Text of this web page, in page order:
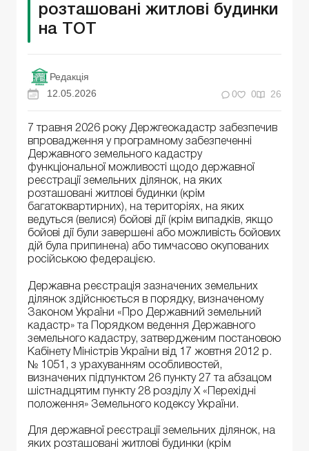
розташовані житлові будинки
на ТОТ
Редакція
12.05.2026
0 0 26
7 травня 2026 року Держгеокадастр забезпечив
впровадження у програмному забезпеченні
Державного земельного кадастру
функціональної можливості щодо державної
реєстрації земельних ділянок, на яких
розташовані житлові будинки (крім
багатоквартирних), на територіях, на яких
ведуться (велися) бойові дії (крім випадків, якщо
бойові дії були завершені або можливість бойових
дій була припинена) або тимчасово окупованих
російською федерацією.
Державна реєстрація зазначених земельних
ділянок здійснюється в порядку, визначеному
Законом України «Про Державний земельний
кадастр» та Порядком ведення Державного
земельного кадастру, затвердженим постановою
Кабінету Міністрів України від 17 жовтня 2012 р.
№ 1051, з урахуванням особливостей,
визначених підпунктом 26 пункту 27 та абзацом
шістнадцятим пункту 28 розділу X «Перехідні
положення» Земельного кодексу України.
Для державної реєстрації земельних ділянок, на
яких розташовані житлові будинки (крім